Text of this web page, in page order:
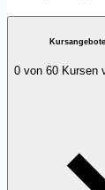
0 von 60 Kursen